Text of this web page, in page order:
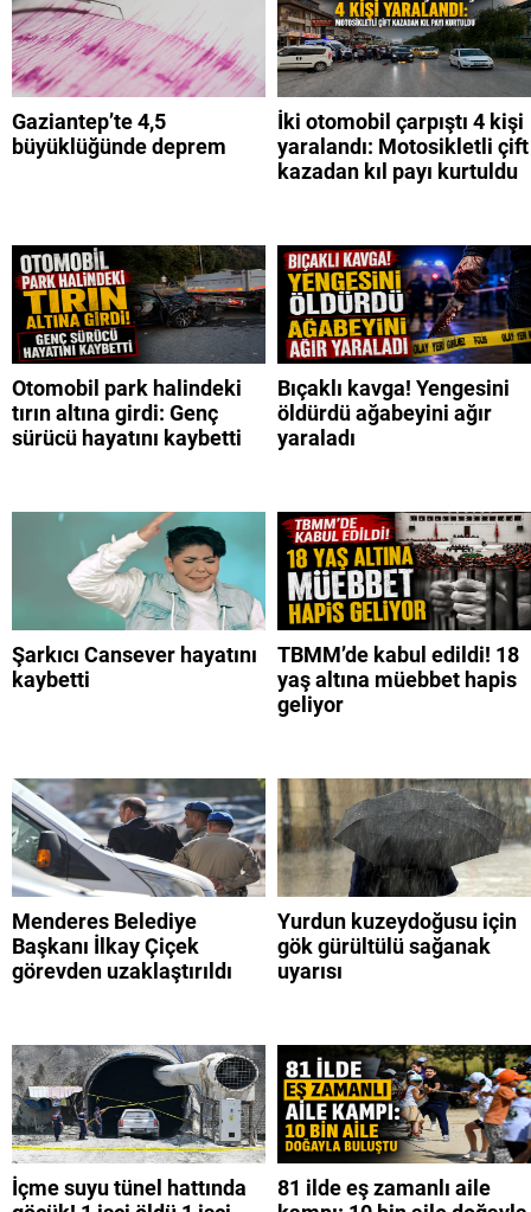
Gaziantep’te 4,5
büyüklüğünde deprem
İki otomobil çarpıştı 4 kişi
yaralandı: Motosikletli çift
kazadan kıl payı kurtuldu
Otomobil park halindeki
tırın altına girdi: Genç
sürücü hayatını kaybetti
Bıçaklı kavga! Yengesini
öldürdü ağabeyini ağır
yaraladı
Şarkıcı Cansever hayatını
kaybetti
TBMM’de kabul edildi! 18
yaş altına müebbet hapis
geliyor
Menderes Belediye
Başkanı İlkay Çiçek
görevden uzaklaştırıldı
Yurdun kuzeydoğusu için
gök gürültülü sağanak
uyarısı
İçme suyu tünel hattında
81 ilde eş zamanlı aile